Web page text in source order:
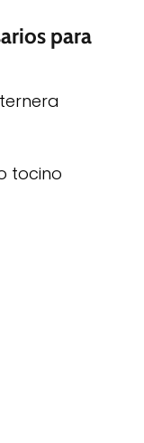
para
tocino